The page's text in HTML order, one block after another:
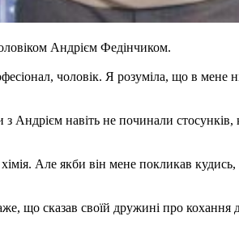
Андрієм Федінчиком.
чоловік. Я розуміла, що в мене
навіть не починали
Але якби він мене покликав кудись,
що сказав своїй дружині про